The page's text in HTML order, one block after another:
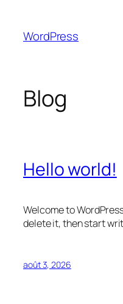
contenu
WordPress
Blog
Hello world!
Welcome to
delete it, then start
août 3, 2026